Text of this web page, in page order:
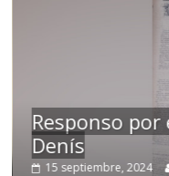
Responso
Denís
15 septiembre, 2024